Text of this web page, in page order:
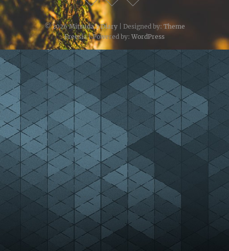
© 2026Mitsuda's Diary| Designed by: Theme
Freesia| Powered by: WordPress